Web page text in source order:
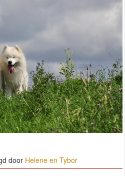
door Helene en Tybor